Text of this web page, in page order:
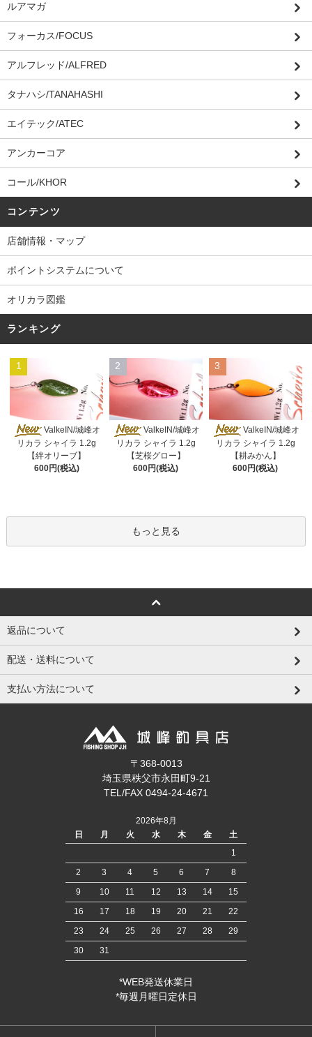
ルアマガ
フォーカス/FOCUS
アルフレッド/ALFRED
タナハシ/TANAHASHI
エイテック/ATEC
アンカーコア
コール/KHOR
コンテンツ
店舗情報・マップ
ポイントシステムについて
オリカラ図鑑
ランキング
1
ValkeIN/城峰オ
リカラ シャイラ 1.2g
【絆オリーブ】
600円(税込)
2
ValkeIN/城峰オ
リカラ シャイラ 1.2g
【芝桜グロー】
600円(税込)
3
ValkeIN/城峰オ
リカラ シャイラ 1.2g
【耕みかん】
600円(税込)
もっと見る
返品について
配送・送料について
支払い方法について
〒368-0013
埼玉県秩父市永田町9-21
TEL/FAX 0494-24-4671
2026年8月
日
月 火 水 木 金
土
1
2
3 4 5 6 7
8
9
10 11 12 13 14
15
16
17 18 19 20 21
22
23
24 25 26 27 28
29
30
31
*WEB発送休業日
*毎週月曜日定休日